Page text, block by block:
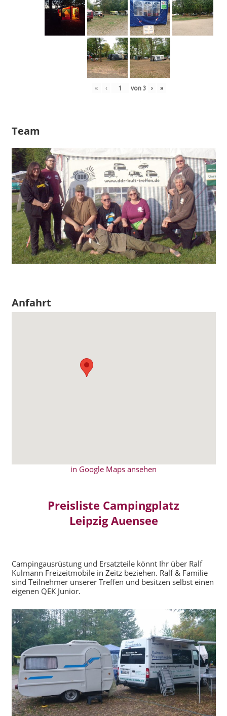
« ‹ von 3 › »
Team
Anfahrt
in Google Maps ansehen
Preisliste Campingplatz
Leipzig Auensee
Campingausrüstung und Ersatzteile könnt Ihr über Ralf
Kulmann Freizeitmobile in Zeitz beziehen. Ralf & Familie
sind Teilnehmer unserer Treffen und besitzen selbst einen
eigenen QEK Junior.